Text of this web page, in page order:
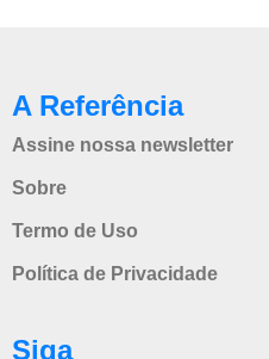
A Referência
Assine nossa newsletter
Sobre
Termo de Uso
Política de Privacidade
Siga